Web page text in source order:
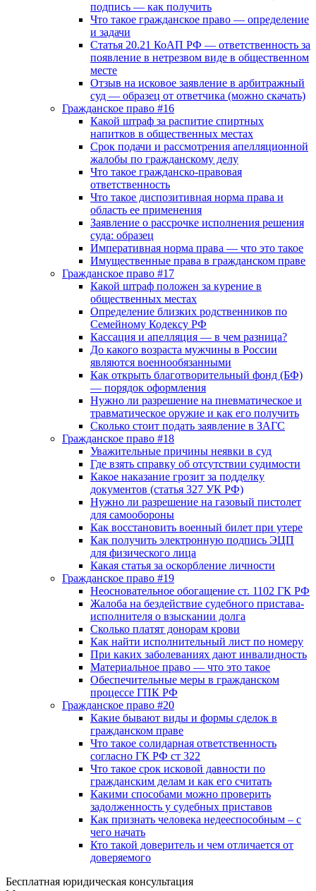
подпись — как получить
Что такое гражданское право — определение
и задачи
Статья 20.21 КоАП РФ — ответственность за
появление в нетрезвом виде в общественном
месте
Отзыв на исковое заявление в арбитражный
суд — образец от ответчика (можно скачать)
Гражданское право #16
Какой штраф за распитие спиртных
напитков в общественных местах
Срок подачи и рассмотрения апелляционной
жалобы по гражданскому делу
Что такое гражданско-правовая
ответственность
Что такое диспозитивная норма права и
область ее применения
Заявление о рассрочке исполнения решения
суда: образец
Императивная норма права — что это такое
Имущественные права в гражданском праве
Гражданское право #17
Какой штраф положен за курение в
общественных местах
Определение близких родственников по
Семейному Кодексу РФ
Кассация и апелляция — в чем разница?
До какого возраста мужчины в России
являются военнообязанными
Как открыть благотворительный фонд (БФ)
— порядок оформления
Нужно ли разрешение на пневматическое и
травматическое оружие и как его получить
Сколько стоит подать заявление в ЗАГС
Гражданское право #18
Уважительные причины неявки в суд
Где взять справку об отсутствии судимости
Какое наказание грозит за подделку
документов (статья 327 УК РФ)
Нужно ли разрешение на газовый пистолет
для самообороны
Как восстановить военный билет при утере
Как получить электронную подпись ЭЦП
для физического лица
Какая статья за оскорбление личности
Гражданское право #19
Неосновательное обогащение ст. 1102 ГК РФ
Жалоба на бездействие судебного пристава-
исполнителя о взыскании долга
Сколько платят донорам крови
Как найти исполнительный лист по номеру
При каких заболеваниях дают инвалидность
Материальное право — что это такое
Обеспечительные меры в гражданском
процессе ГПК РФ
Гражданское право #20
Какие бывают виды и формы сделок в
гражданском праве
Что такое солидарная ответственность
согласно ГК РФ ст 322
Что такое срок исковой давности по
гражданским делам и как его считать
Какими способами можно проверить
задолженность у судебных приставов
Как признать человека недееспособным – с
чего начать
Кто такой доверитель и чем отличается от
доверяемого
Бесплатная юридическая консультация